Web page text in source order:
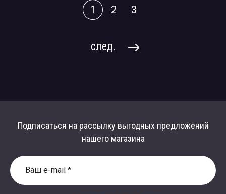
1 2 3
след.
Подписаться на рассылку выгодных предложений
нашего магазина